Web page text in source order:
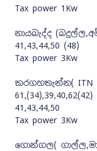
Tax power 1Kw
නායබැද්ද
41,43,44,50 (48)
Tax power 3Kw
කරගහතැන්න( ITN
61,(34),39,40,62(42)
41,43,44,50
Tax power 3Kw
ගොන්ගල(